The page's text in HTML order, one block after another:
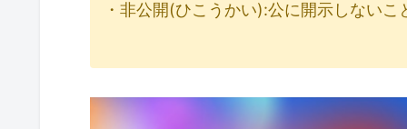
・非公開(ひこうかい):公に開示しないこ